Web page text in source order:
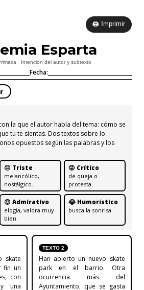
🖨 Imprimir
Esparta
· Intención del autor y subtexto
Fecha:
la que el autor habla del tema: cómo se
tú te sientas. Dos textos sobre lo
opuestos según las palabras y los
😔 Triste
melancólico,
nostálgico.
😡 Crítico
de queja o
protesta.
😍 Admirativo
elogia, valora muy
bien.
😂 Humorístico
busca la sonrisa.
skate
fin un
con
una
TEXTO 2
Han abierto un nuevo skate
park en el barrio. Otra
ocurrencia más del
Ayuntamiento, que se gasta